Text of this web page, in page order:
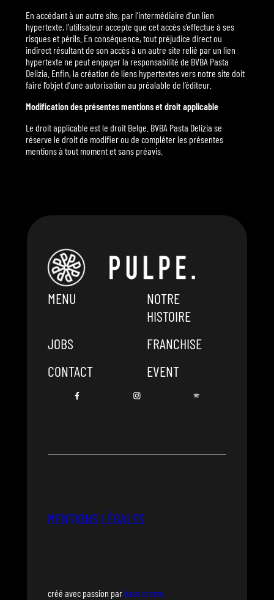
En accédant à un autre site, par l’intermédiaire d’un lien
hypertexte, l’utilisateur accepte que cet accès s’effectue à ses
risques et périls. En conséquence, tout préjudice direct ou
indirect résultant de son accès à un autre site relié par un lien
hypertexte ne peut engager la responsabilité de BVBA Pasta
Delizia. Enfin, la création de liens hypertextes vers notre site doit
faire l’objet d’une autorisation au préalable de l’éditeur.
Modification des présentes mentions et droit applicable
Le droit applicable est le droit Belge. BVBA Pasta Delizia se
réserve le droit de modifier ou de compléter les présentes
mentions à tout moment et sans préavis.
MENU
NOTRE
HISTOIRE
JOBS
FRANCHISE
CONTACT
EVENT
MENTIONS LÉGALES
créé avec passion par base crème